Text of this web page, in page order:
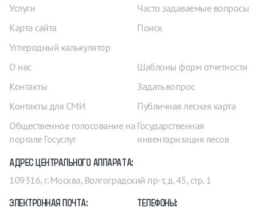
Услуги
Карта сайта
Углеродный калькулятор
Часто задаваемые вопросы
Поиск
О нас
Контакты
Контакты для СМИ
Общественное голосование на
портале Госуслуг
Шаблоны форм отчетности
Задать вопрос
Публичная лесная карта
Государственная
инвентаризация лесов
АДРЕС ЦЕНТРАЛЬНОГО АППАРАТА:
109316, г. Москва, Волгоградский пр-т, д. 45, стр. 1
ЭЛЕКТРОННАЯ ПОЧТА: ТЕЛЕФОНЫ: